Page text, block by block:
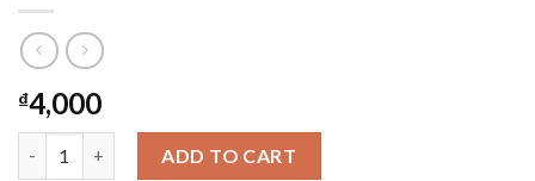
₫4,000
ADD TO CART